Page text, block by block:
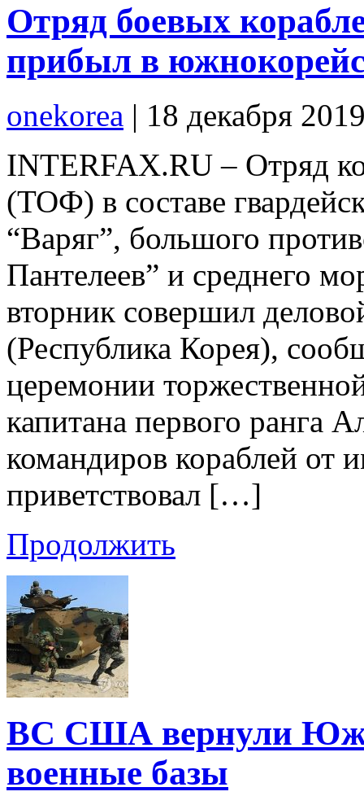
Отряд боевых
прибыл в
onekorea | 18 декабря
INTERFAX.RU – Отряд
(ТОФ) в составе
“Варяг”, большого
Пантелеев” и среднего
вторник совершил
(Республика Корея),
церемонии
капитана первого ранга
командиров кораблей от
приветствовал […]
Продолжить
ВС США вернули
военные базы